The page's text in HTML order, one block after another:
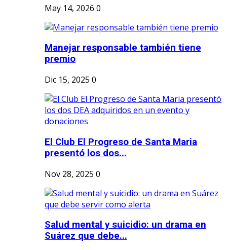
May 14, 2026 0
Manejar responsable también tiene
premio
Dic 15, 2025 0
El Club El Progreso de Santa Maria
presentó los dos...
Nov 28, 2025 0
Salud mental y suicidio: un drama en
Suárez que debe...